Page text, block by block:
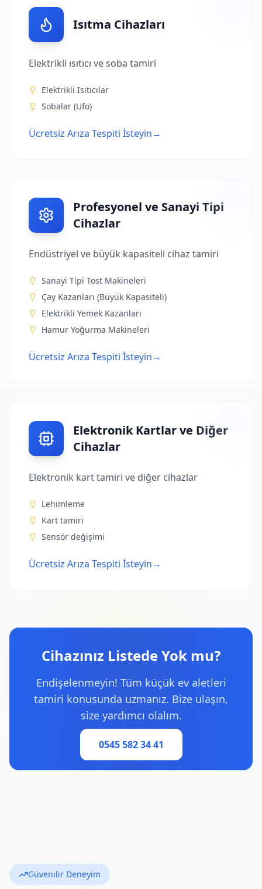
Isıtma Cihazları
Elektrikli ısıtıcı ve soba tamiri
Elektrikli Isıtıcılar
Sobalar (Ufo)
Ücretsiz Arıza Tespiti İsteyin→
Profesyonel ve Sanayi Tipi
Cihazlar
Endüstriyel ve büyük kapasiteli cihaz tamiri
Sanayi Tipi Tost Makineleri
Çay Kazanları (Büyük Kapasiteli)
Elektrikli Yemek Kazanları
Hamur Yoğurma Makineleri
Ücretsiz Arıza Tespiti İsteyin→
Elektronik Kartlar ve Diğer
Cihazlar
Elektronik kart tamiri ve diğer cihazlar
Lehimleme
Kart tamiri
Sensör değişimi
Ücretsiz Arıza Tespiti İsteyin→
Cihazınız Listede Yok mu?
Endişelenmeyin! Tüm küçük ev aletleri
tamiri konusunda uzmanız. Bize ulaşın,
size yardımcı olalım.
0545 582 34 41
Güvenilir Deneyim